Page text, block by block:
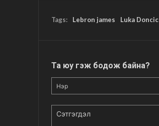
Tags: Lebron james Luka Doncic
Та юу гэж бодож байна?